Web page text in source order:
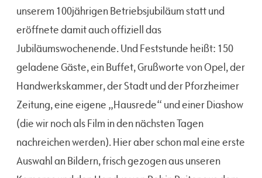
unserem 100jährigen Betriebsjubiläum statt und
eröffnete damit auch offiziell das
Jubiläumswochenende. Und Feststunde heißt: 150
geladene Gäste, ein Buffet, Grußworte von Opel, der
Handwerkskammer, der Stadt und der Pforzheimer
Zeitung, eine eigene „Hausrede“ und einer Diashow
(die wir noch als Film in den nächsten Tagen
nachreichen werden). Hier aber schon mal eine erste
Auswahl an Bildern, frisch gezogen aus unseren